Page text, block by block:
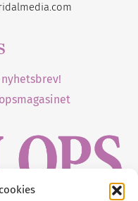
nyhetsbrev!